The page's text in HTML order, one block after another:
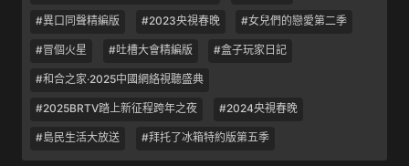
#異口同聲精編版 #2023央視春晚 #女兒們的戀愛第二季
#冒個火星 #吐槽大會精編版 #盒子玩家日記
#和合之家·2025中國網絡視聽盛典
#2025BRTV踏上新征程跨年之夜 #2024央視春晚
#島民生活大放送 #拜托了冰箱特約版第五季